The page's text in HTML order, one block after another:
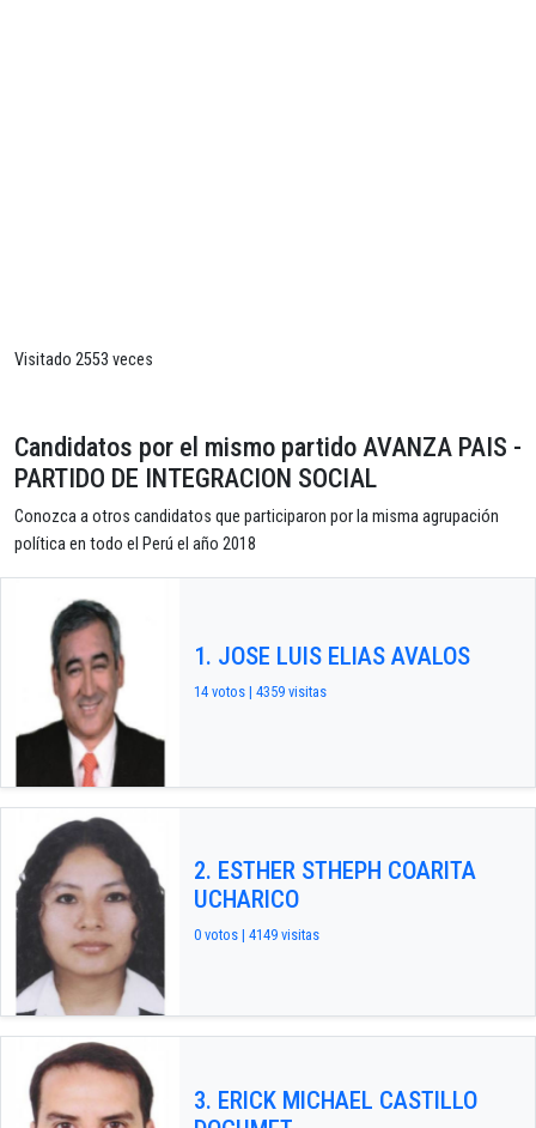
Visitado 2553 veces
Candidatos por el mismo partido AVANZA PAIS -
PARTIDO DE INTEGRACION SOCIAL
Conozca a otros candidatos que participaron por la misma agrupación
política en todo el Perú el año 2018
1. JOSE LUIS ELIAS AVALOS
14 votos | 4359 visitas
2. ESTHER STHEPH COARITA
UCHARICO
0 votos | 4149 visitas
3. ERICK MICHAEL CASTILLO